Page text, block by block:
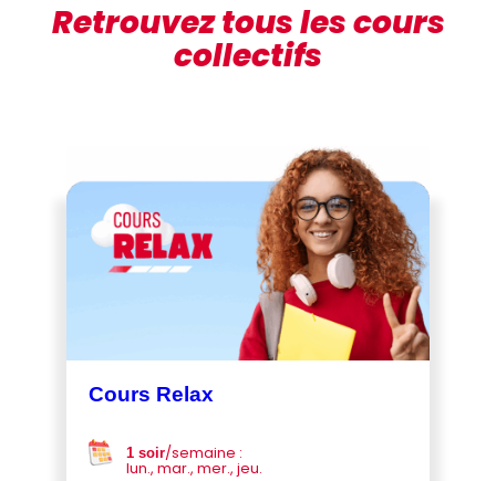
Retrouvez tous les cours
collectifs
Cours Relax
1 soir/semaine :
lun., mar., mer., jeu.